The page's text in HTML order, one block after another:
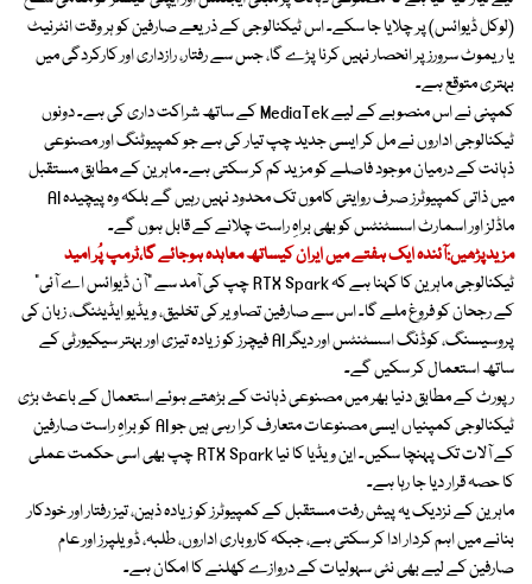
(لوکل ڈیوائس) پر چلایا جا سکے۔ اس ٹیکنالوجی کے ذریعے صارفین کو ہر وقت انٹرنیٹ
یا ریموٹ سرورز پر انحصار نہیں کرنا پڑے گا، جس سے رفتار، رازداری اور کارکردگی میں
بہتری متوقع ہے۔
کمپنی نے اس منصوبے کے لیے MediaTek کے ساتھ شراکت داری کی ہے۔ دونوں
ٹیکنالوجی اداروں نے مل کر ایسی جدید چپ تیار کی ہے جو کمپیوٹنگ اور مصنوعی
ذہانت کے درمیان موجود فاصلے کو مزید کم کر سکتی ہے۔ ماہرین کے مطابق مستقبل
میں ذاتی کمپیوٹرز صرف روایتی کاموں تک محدود نہیں رہیں گے بلکہ وہ پیچیدہ AI
ماڈلز اور اسمارٹ اسسٹنٹس کو بھی براہِ راست چلانے کے قابل ہوں گے۔
مزیدپڑھیں:آئندہ ایک ہفتے میں ایران کیساتھ معاہدہ ہوجائے گا،ٹرمپ پُر امید
ٹیکنالوجی ماہرین کا کہنا ہے کہ RTX Spark چپ کی آمد سے “آن ڈیوائس اے آئی”
کے رجحان کو فروغ ملے گا۔ اس سے صارفین تصاویر کی تخلیق، ویڈیو ایڈیٹنگ، زبان کی
پروسیسنگ، کوڈنگ اسسٹنٹس اور دیگر AI فیچرز کو زیادہ تیزی اور بہتر سیکیورٹی کے
ساتھ استعمال کر سکیں گے۔
رپورٹ کے مطابق دنیا بھر میں مصنوعی ذہانت کے بڑھتے ہوئے استعمال کے باعث بڑی
ٹیکنالوجی کمپنیاں ایسی مصنوعات متعارف کرا رہی ہیں جو AI کو براہِ راست صارفین
کے آلات تک پہنچا سکیں۔ این ویڈیا کا نیا RTX Spark چپ بھی اسی حکمت عملی
کا حصہ قرار دیا جا رہا ہے۔
ماہرین کے نزدیک یہ پیش رفت مستقبل کے کمپیوٹرز کو زیادہ ذہین، تیز رفتار اور خودکار
بنانے میں اہم کردار ادا کر سکتی ہے، جبکہ کاروباری اداروں، طلبہ، ڈویلپرز اور عام
صارفین کے لیے بھی نئی سہولیات کے دروازے کھلنے کا امکان ہے۔